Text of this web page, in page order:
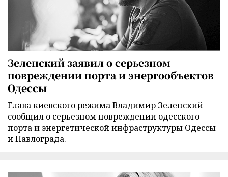
Зеленский заявил о серьезном
повреждении порта и энергообъектов
Одессы
Глава киевского режима Владимир Зеленский
сообщил о серьезном повреждении одесского
порта и энергетической инфраструктуры Одессы
и Павлограда.